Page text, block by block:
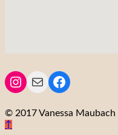
Instagram
MailFacebook
© 2017 Vanessa Maubach
↑